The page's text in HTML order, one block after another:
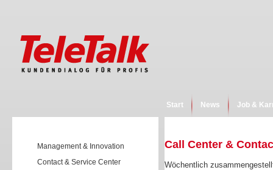
Start News Job &
Management & Innovation
Contact & Service Center
Call Center &
Wöchentlich